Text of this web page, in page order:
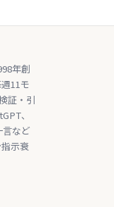
年創
11モ
証・引
、
など
示衰